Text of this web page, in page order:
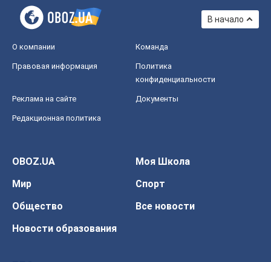
В начало
О компании Команда
Правовая информация
Политика
конфиденциальности
Реклама на сайте Документы
Редакционная политика
OBOZ.UA
Моя Школа
Мир
Спорт
Общество
Все новости
Новости образования